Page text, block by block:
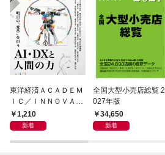
東洋経済ＡＣＡＤＥＭ
ＩＣ／ＩＮＮＯＶＡＴ
ＩＶＥ 次代の教育・
研究・ビジネスモデル
を担うＡＩ・ＤＸと人
1,210
新着
全国大型小売店総覧 2
027年版
34,650
新着